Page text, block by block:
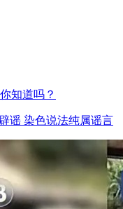
知道吗？
谣 染色说法纯属谣言